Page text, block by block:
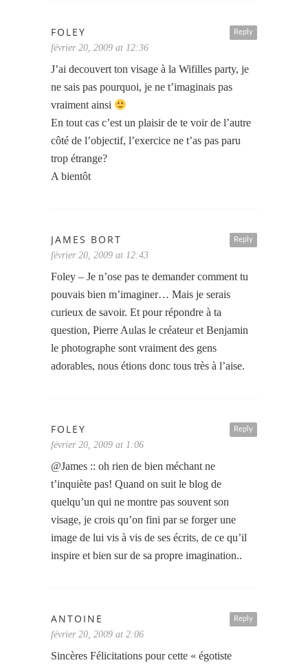
Reply
FOLEY
février 20, 2009 at 12:36
J’ai decouvert ton visage à la Wifilles party, je
ne sais pas pourquoi, je ne t’imaginais pas
vraiment ainsi
En tout cas c’est un plaisir de te voir de l’autre
côté de l’objectif, l’exercice ne t’as pas paru
trop étrange?
A bientôt
Reply
JAMES BORT
février 20, 2009 at 12:43
Foley – Je n’ose pas te demander comment tu
pouvais bien m’imaginer… Mais je serais
curieux de savoir. Et pour répondre à ta
question, Pierre Aulas le créateur et Benjamin
le photographe sont vraiment des gens
adorables, nous étions donc tous très à l’aise.
Reply
FOLEY
février 20, 2009 at 1:06
@James :: oh rien de bien méchant ne
t’inquiète pas! Quand on suit le blog de
quelqu’un qui ne montre pas souvent son
visage, je crois qu’on fini par se forger une
image de lui vis à vis de ses écrits, de ce qu’il
inspire et bien sur de sa propre imagination..
Reply
ANTOINE
février 20, 2009 at 2:06
Sincères Félicitations pour cette « égotiste